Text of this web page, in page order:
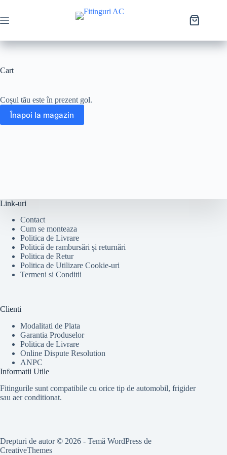
Cart
Coșul tău este în prezent gol.
Înapoi la magazin
Link-uri
Contact
Cum se monteaza
Politica de Livrare
Politică de rambursări și returnări
Politica de Retur
Politica de Utilizare Cookie-uri
Termeni si Conditii
Clienti
Modalitati de Plata
Garantia Produselor
Politica de Livrare
Online Dispute Resolution
ANPC
Informatii Utile
Fitingurile sunt compatibile cu orice tip de automobil, frigider
sau aer conditionat.
Drepturi de autor © 2026 - Temă WordPress de
CreativeThemes